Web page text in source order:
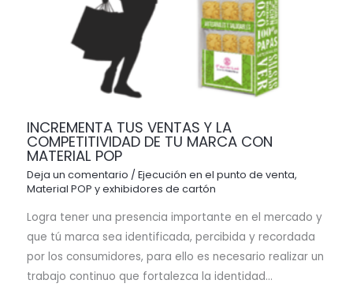
INCREMENTA TUS VENTAS Y LA
COMPETITIVIDAD DE TU MARCA CON
MATERIAL POP
Deja un comentario /Ejecución en el punto de venta,
Material POP y exhibidores de cartón
Logra tener una presencia importante en el mercado y
que tú marca sea identificada, percibida y recordada
por los consumidores, para ello es necesario realizar un
trabajo continuo que fortalezca la identidad…